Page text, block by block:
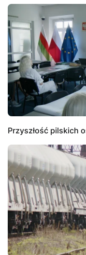
Przyszłość pilskich